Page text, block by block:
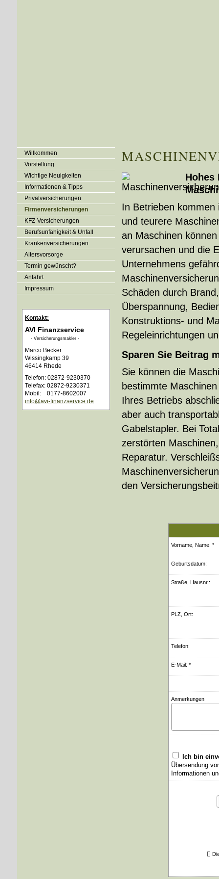
Willkommen
Vorstellung
Wichtige Neuigkeiten
Informationen & Tipps
Privatversicherungen
Firmenversicherungen
KFZ-Versicherungen
Berufsunfähigkeit & Unfall
Kranken­ver­si­che­rungen
Alters­vorsorge
Termin gewünscht?
Anfahrt
Impressum
Kontakt:
AVI Finanzservice
- Ver­sicherungs­makler -
Marco Becker
Wissingkamp 39
46414 Rhede
Telefon: 02872-9230370
Telefax: 02872-9230371
Mobil: 0177-8602007
info@avi-finanzservice.de
Hohes
In Betrieben
und teurere
an Maschinen
verursachen und die
Unternehmens
Schäden durch
Überspannung,
Konstruktions- und
Regeleinrichtungen
Sparen Sie Beitrag
Sie können die
bestimmte
Ihres Betriebs
aber auch
Gabelstapler. Bei
zerstörten
Reparatur.
den
Vorname, Name: *
Geburts­datum:
Straße, Hausnr.:
PLZ, Ort:
Telefon:
E-Mail: *
Anmerkungen
Ich bin
Übersendung
Informationen